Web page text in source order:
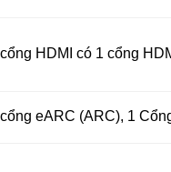
HDMI có 1 cổng
eARC (ARC), 1